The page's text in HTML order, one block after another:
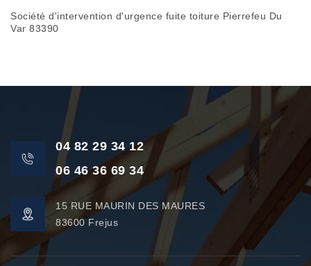
Société d'intervention d'urgence fuite toiture Pierrefeu Du
Var 83390
04 82 29 34 12
06 46 36 69 34
15 RUE MAURIN DES MAURES
83600 Frejus